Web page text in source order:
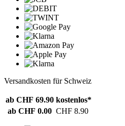
Versandkosten für Schweiz
ab CHF 69.90 kostenlos*
ab CHF 0.00 CHF 8.90